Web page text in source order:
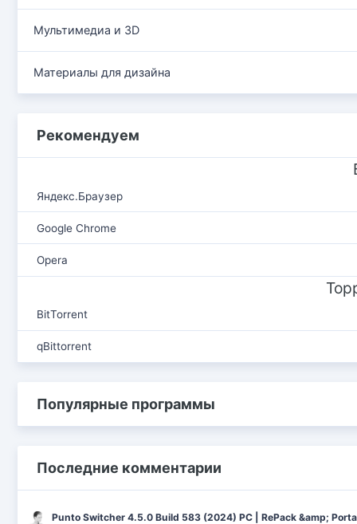
Мультимедиа и 3D
Материалы для дизайна
Рекомендуем
Яндекс.Браузер
Google Chrome
Opera
BitTorrent
qBittorrent
Популярные программы
Последние комментарии
Punto Switcher 4.5.0 Build 583 (2024) РС | RePack &amp;